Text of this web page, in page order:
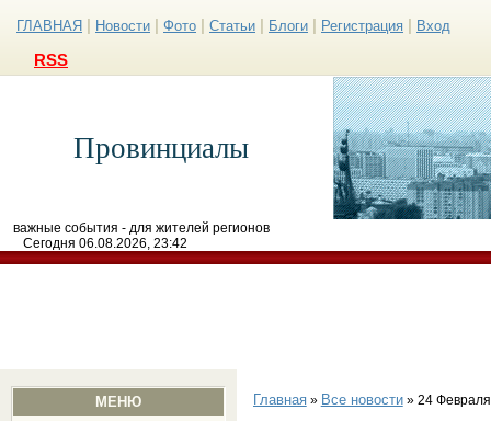
ГЛАВНАЯ Новости Фото Статьи Блоги Регистрация Вход
RSS
Провинциалы
важные события - для жителей регионов
Сегодня 06.08.2026, 23:42
МЕНЮ Главная» Все новости» 24